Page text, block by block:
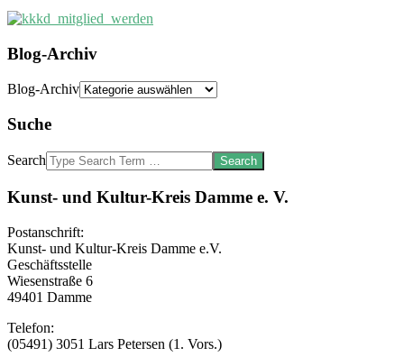
Blog-Archiv
Blog-Archiv
Suche
Search
Kunst- und Kultur-Kreis Damme e. V.
Postanschrift:
Kunst- und Kultur-Kreis Damme e.V.
Geschäftsstelle
Wiesenstraße 6
49401 Damme
Telefon:
(05491) 3051 Lars Petersen (1. Vors.)